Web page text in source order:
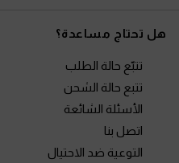
هل تحتاج مساعدة؟
تتبّع حالة الطلب
تتبع حالة الشحن
الأسئلة الشائعة
اتصل بنا
التوعية ضد الاحتيال